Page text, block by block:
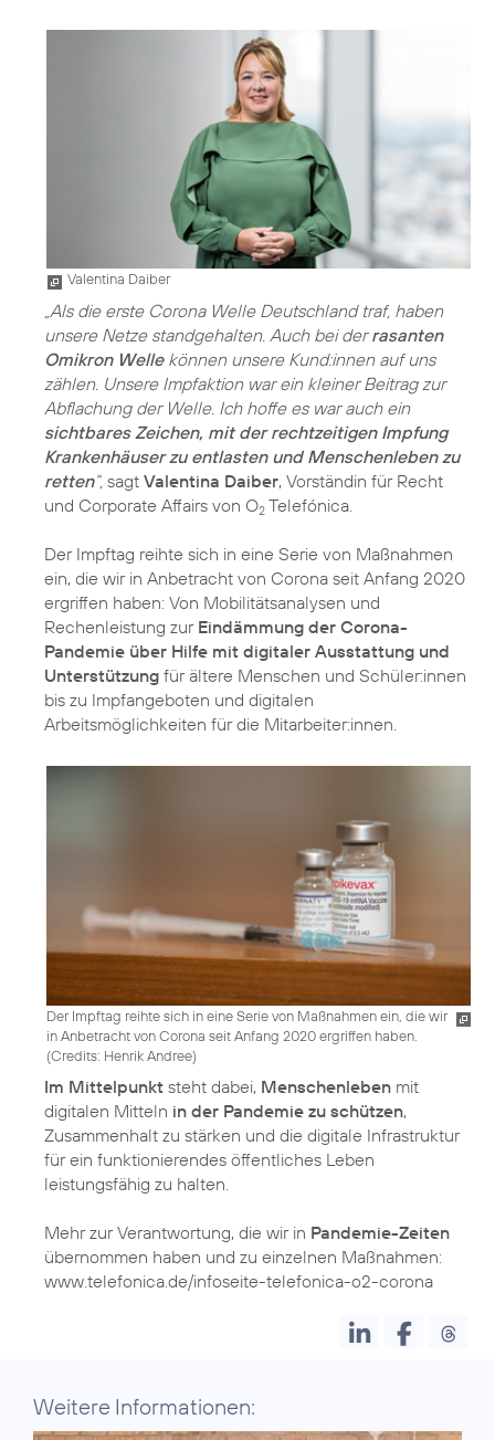
Valentina Daiber
„Als die erste Corona Welle Deutschland traf, haben
unsere Netze standgehalten. Auch bei derrasanten
Omikron Wellekönnen unsere Kund:innen auf uns
zählen. Unsere Impfaktion war ein kleiner Beitrag zur
Abflachung der Welle. Ich hoffe es war auch ein
sichtbares Zeichen, mit der rechtzeitigen Impfung
Krankenhäuser zu entlasten und Menschenleben zu
retten“, sagt Valentina Daiber, Vorständin für Recht
und Corporate Affairs von O2 Telefónica.
Der Impftag reihte sich in eine Serie von Maßnahmen
ein, die wir in Anbetracht von Corona seit Anfang 2020
ergriffen haben: Von Mobilitätsanalysen und
Rechenleistung zur Eindämmung der Corona-
Pandemie über Hilfe mit digitaler Ausstattung und
Unterstützung für ältere Menschen und Schüler:innen
bis zu Impfangeboten und digitalen
Arbeitsmöglichkeiten für die Mitarbeiter:innen.
Der Impftag reihte sich in eine Serie von Maßnahmen ein, die wir
in Anbetracht von Corona seit Anfang 2020 ergriffen haben.
(Credits: Henrik Andree)
Im Mittelpunkt steht dabei, Menschenleben mit
digitalen Mitteln in der Pandemie zu schützen,
Zusammenhalt zu stärken und die digitale Infrastruktur
für ein funktionierendes öffentliches Leben
leistungsfähig zu halten.
Mehr zur Verantwortung, die wir in Pandemie-Zeiten
übernommen haben und zu einzelnen Maßnahmen:
www.telefonica.de/infoseite-telefonica-o2-corona
Weitere Informationen: